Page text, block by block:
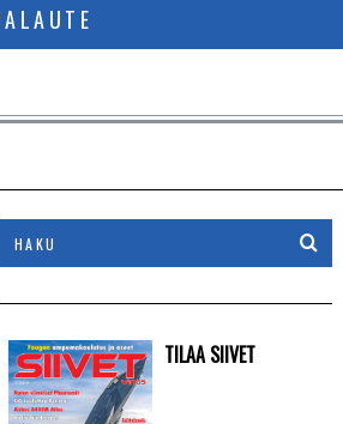
TILAA SIIVET